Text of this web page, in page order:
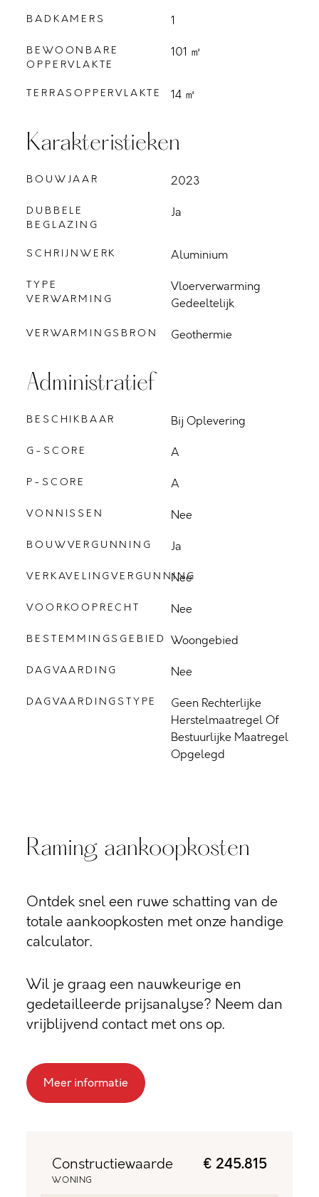
BADKAMERS 1
BEWOONBARE
OPPERVLAKTE
101 ㎡
TERRASOPPERVLAKTE 14 ㎡
Karakteristieken
BOUWJAAR 2023
DUBBELE
BEGLAZING
Ja
SCHRIJNWERK Aluminium
TYPE
VERWARMING
Vloerverwarming
Gedeeltelijk
VERWARMINGSBRON Geothermie
Administratief
BESCHIKBAAR Bij Oplevering
G-SCORE A
P-SCORE A
VONNISSEN Nee
BOUWVERGUNNING Ja
VERKAVELINGVERGUNNING
Nee
VOORKOOPRECHT Nee
BESTEMMINGSGEBIED Woongebied
DAGVAARDING Nee
DAGVAARDINGSTYPE
Geen Rechterlijke
Herstelmaatregel Of
Bestuurlijke Maatregel
Opgelegd
Raming aankoopkosten
Ontdek snel een ruwe schatting van de
totale aankoopkosten met onze handige
calculator.
Wil je graag een nauwkeurige en
gedetailleerde prijsanalyse? Neem dan
vrijblijvend contact met ons op.
Meer informatie
Constructiewaarde
WONING
€ 245.815